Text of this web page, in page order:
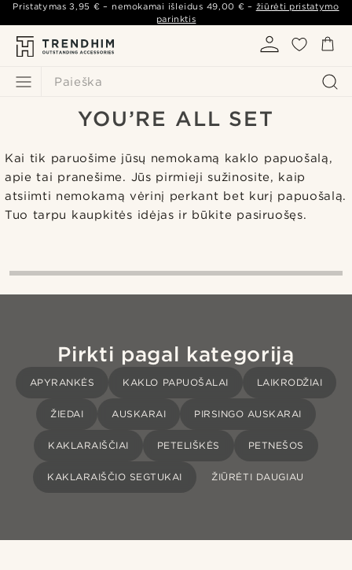
Paieška
Pristatymas3,95 € – nemokamai išleidus 49,00 € – žiūrėti pristatymo
parinktis
Success
YOU’RE ALL SET
Kai tik paruošime jūsų nemokamą kaklo papuošalą,
apie tai pranešime. Jūs pirmieji sužinosite, kaip
atsiimti nemokamą vėrinį perkant bet kurį papuošalą.
Tuo tarpu kaupkitės idėjas ir būkite pasiruošęs.
Pirkti pagal kategoriją
APYRANKĖS KAKLO PAPUOŠALAI LAIKRODŽIAI
ŽIEDAI AUSKARAI PIRSINGO AUSKARAI
KAKLARAIŠČIAI PETELIŠKĖS PETNEŠOS
KAKLARAIŠČIO SEGTUKAI ŽIŪRĖTI DAUGIAU